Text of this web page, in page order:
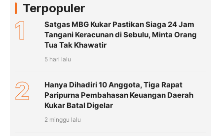
Terpopuler
1
Satgas MBG Kukar Pastikan Siaga 24 Jam
Tangani Keracunan di Sebulu, Minta Orang
Tua Tak Khawatir
5 hari lalu
2
Hanya Dihadiri 10 Anggota, Tiga Rapat
Paripurna Pembahasan Keuangan Daerah
Kukar Batal Digelar
2 minggu lalu